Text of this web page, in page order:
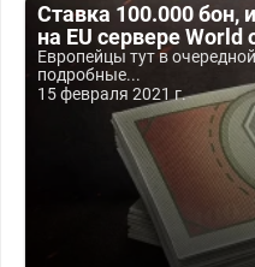
Ставка 100.000 бон,
на EU сервере World
Европейцы тут в
подробные...
15 февраля 2021 г.